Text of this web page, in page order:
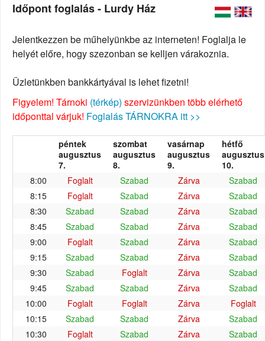
Időpont foglalás - Lurdy Ház
Jelentkezzen be műhelyünkbe az interneten! Foglalja le
helyét előre, hogy szezonban se kelljen várakoznia.
Üzletünkben bankkártyával is lehet fizetni!
Figyelem! Tárnoki (térkép) szervizünkben több elérhető
időponttal várjuk! Foglalás TÁRNOKRA itt >>
péntek
augusztus
7.
szombat
augusztus
8.
vasárnap
augusztus
9.
hétfő
augusztus
10.
8:00
Foglalt Szabad Zárva
Szabad
8:15
Foglalt Szabad Zárva
Szabad
8:30
Szabad Szabad Zárva
Szabad
8:45
Szabad Szabad Zárva
Szabad
9:00
Foglalt Szabad Zárva
Szabad
9:15
Szabad Szabad Zárva
Szabad
9:30
Szabad Foglalt Zárva
Szabad
9:45
Szabad Szabad Zárva
Szabad
10:00
Foglalt Foglalt Zárva
Foglalt
10:15
Szabad Szabad Zárva
Szabad
10:30
Foglalt Szabad Zárva
Szabad